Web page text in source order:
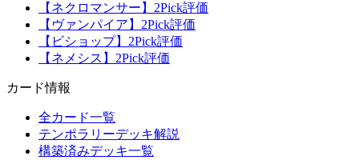
【ネクロマンサー】2Pick評価
【ヴァンパイア】2Pick評価
【ビショップ】2Pick評価
【ネメシス】2Pick評価
カード情報
全カード一覧
テンポラリーデッキ解説
構築済みデッキ一覧